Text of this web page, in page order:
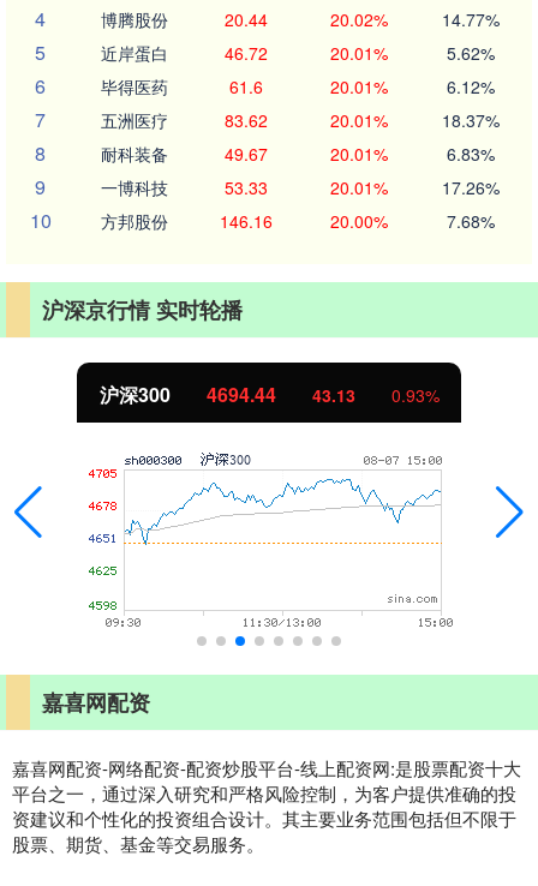
4 博腾股份 20.44 20.02% 14.77%
5 近岸蛋白 46.72 20.01% 5.62%
6 毕得医药 61.6 20.01% 6.12%
7 五洲医疗 83.62 20.01% 18.37%
8 耐科装备 49.67 20.01% 6.83%
9 一博科技 53.33 20.01% 17.26%
10 方邦股份 146.16 20.00% 7.68%
沪深京行情 实时轮播
沪深300 4694.44 43.13 0.93%
嘉喜网配资
嘉喜网配资-网络配资-配资炒股平台-线上配资网:是股票配资十大
平台之一，通过深入研究和严格风险控制，为客户提供准确的投
资建议和个性化的投资组合设计。其主要业务范围包括但不限于
股票、期货、基金等交易服务。